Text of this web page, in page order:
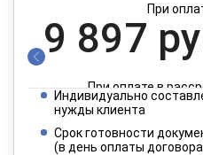
При
9 897
При оплате в
4 949
Индивидуально
нужды клиента
Срок готовности
(в день оплаты